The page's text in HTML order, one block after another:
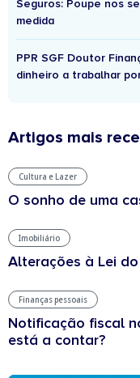
Seguros: Poupe nos
medida
PPR SGF Doutor
dinheiro a trabalhar
Artigos mais
Cultura e Lazer
O sonho de uma
Imobiliário
Alterações à Lei
Finanças pessoais
Notificação fiscal
está a contar?